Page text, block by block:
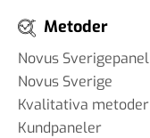
Metoder
Novus Sverigepanel
Novus Sverige
Kvalitativa metoder
Kundpaneler